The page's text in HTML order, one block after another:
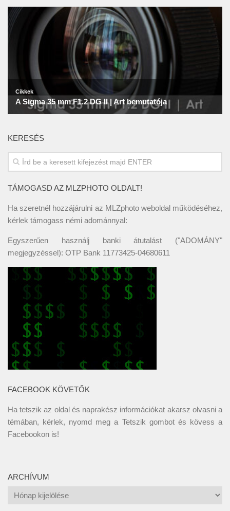
KERESÉS
TÁMOGASD AZ MLZPHOTO OLDALT!
Ha szeretnél hozzájárulni az MLZphoto weboldal működéséhez,
kérlek támogass némi adománnyal:
Egyszerűen használj banki átutalást ("ADOMÁNY"
megjegyzéssel): OTP Bank 11773425-04680611
FACEBOOK KÖVETŐK
Ha tetszik az oldal és naprakész információkat akarsz olvasni a
témában, kérlek, nyomd meg a Tetszik gombot és kövess a
Facebookon is!
ARCHÍVUM
Archívum